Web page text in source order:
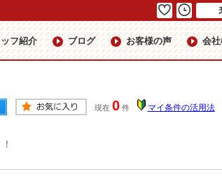
フ紹介 ブログ お客様の声 会
現在 0 件 マイ条件の活用法